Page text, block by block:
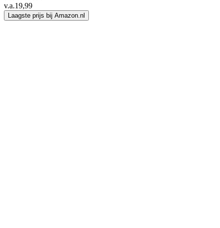
v.a.19,99
Laagste prijs bij Amazon.nl